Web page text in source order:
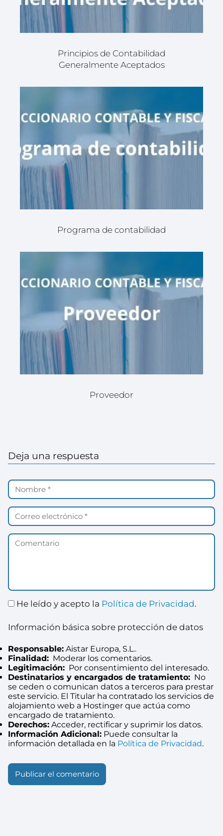
Principios de Contabilidad
Generalmente Aceptados
Programa de contabilidad
Proveedor
Deja una respuesta
He leído y acepto la Política de Privacidad.
Información básica sobre protección de datos
Responsable: Aistar Europa, S.L..
Finalidad: Moderar los comentarios.
Legitimación: Por consentimiento del interesado.
Destinatarios y encargados de tratamiento: No
se ceden o comunican datos a terceros para prestar
este servicio. El Titular ha contratado los servicios de
alojamiento web a Hostinger que actúa como
encargado de tratamiento.
Derechos: Acceder, rectificar y suprimir los datos.
Información Adicional: Puede consultar la
información detallada en la Política de Privacidad.